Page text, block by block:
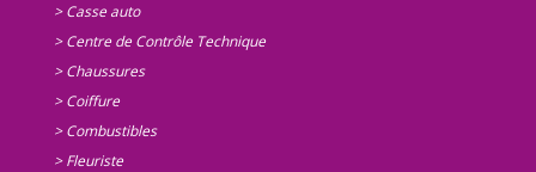
> Casse auto
> Centre de Contrôle Technique
> Chaussures
> Coiffure
> Combustibles
> Fleuriste